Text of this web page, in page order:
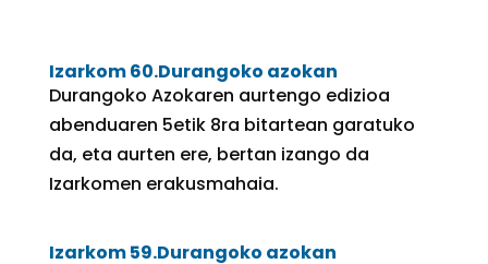
Izarkom 60.Durangoko azokan
Durangoko Azokaren aurtengo edizioa
abenduaren 5etik 8ra bitartean garatuko
da, eta aurten ere, bertan izango da
Izarkomen erakusmahaia.
Izarkom 59.Durangoko azokan